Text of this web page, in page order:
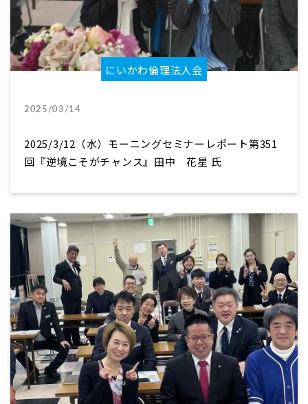
にいかわ倫理法人会
2025/03/14
2025/3/12（水）モーニングセミナーレポート第351
回『逆境こそがチャンス』田中 花星 氏